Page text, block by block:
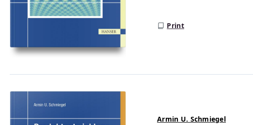
Print
Armin U. Schmiegel